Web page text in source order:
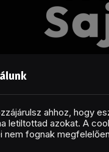
Copyright © 2026
ahhoz, hogy
letiltottad azokat. A
nem fognak